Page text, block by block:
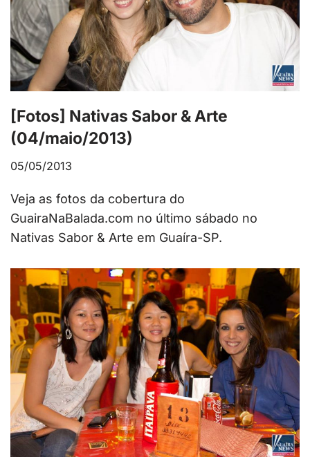
[Fotos] Nativas Sabor & Arte
(04/maio/2013)
05/05/2013
Veja as fotos da cobertura do
GuairaNaBalada.com no último sábado no
Nativas Sabor & Arte em Guaíra-SP.